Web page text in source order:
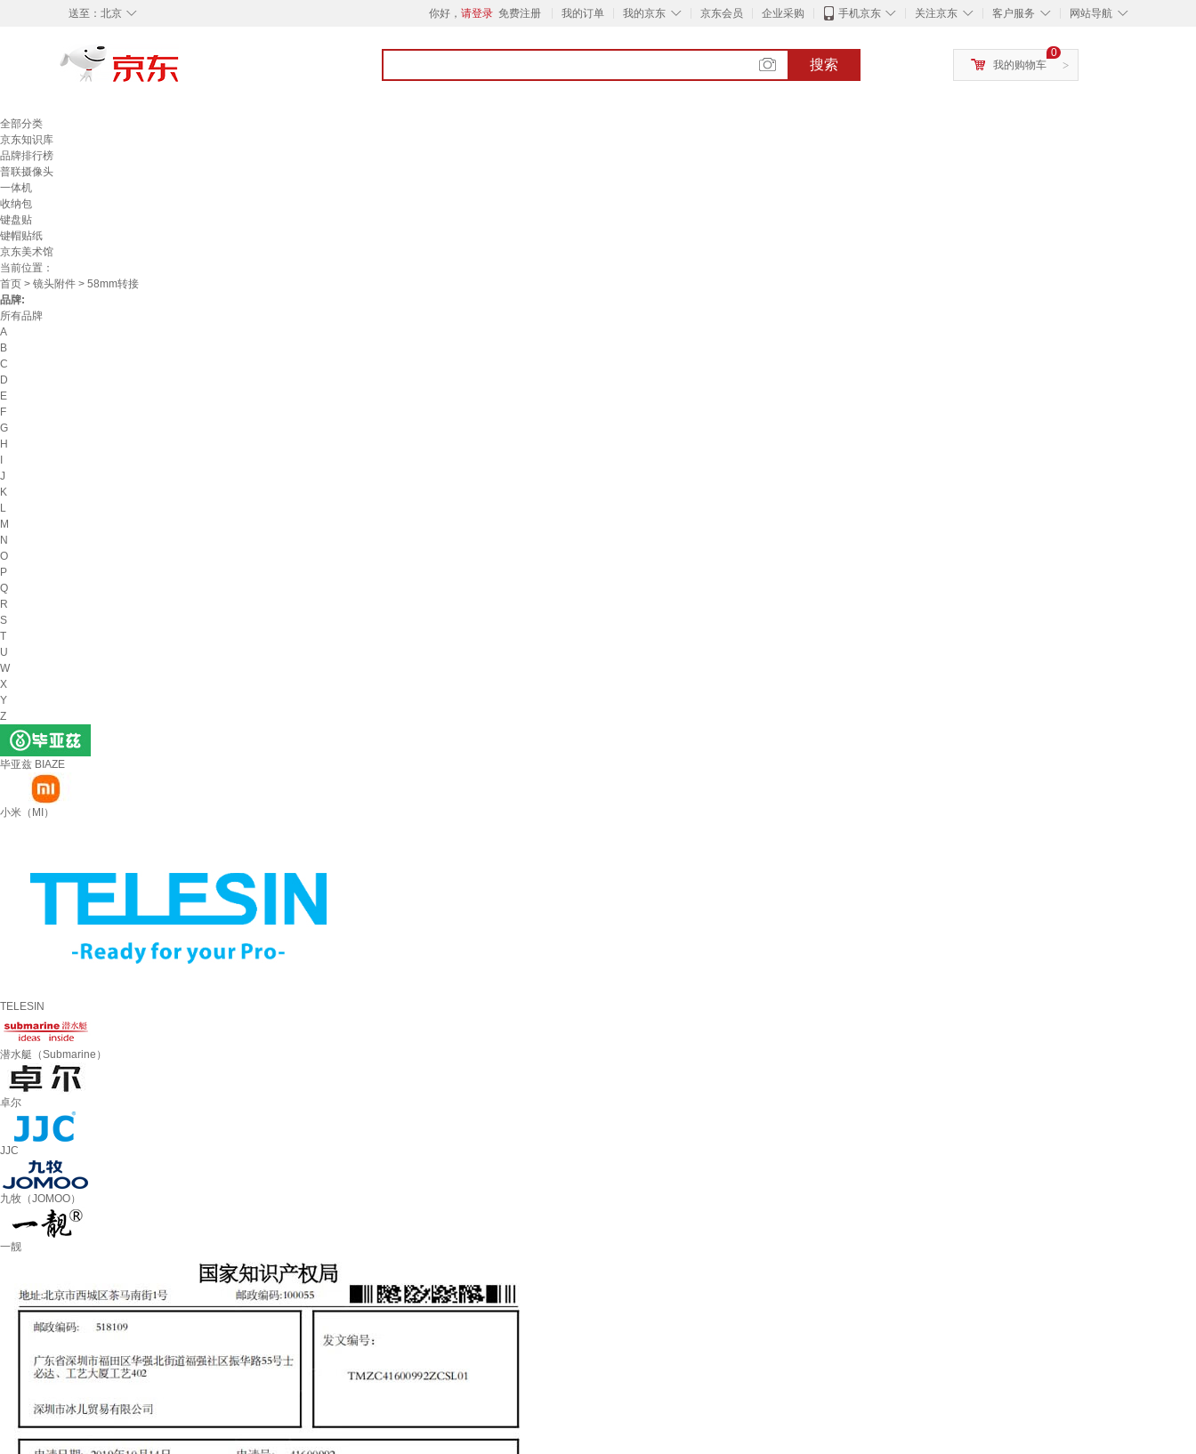
◇
送至： 北京 你好， 请登录 免费注册 我的订单 ◇
我的京东 京东会员 企业采购 ◇
手机京东 ◇
关注京东 ◇
客户服务 ◇
网站导航
搜索 >
0
我的购物车
全部分类
京东知识库
品牌排行榜
普联摄像头
一体机
收纳包
键盘贴
键帽贴纸
京东美术馆
当前位置：
首页 > 镜头附件 > 58mm转接
品牌:
所有品牌
A
B
C
D
E
F
G
H
J
K
L
M
N
O
P
Q
R
S
T
U
W
X
Y
Z
毕亚兹 BIAZE
小米（MI）
TELESIN
潜水艇（Submarine）
卓尔
JJC
九牧（JOMOO）
一靓